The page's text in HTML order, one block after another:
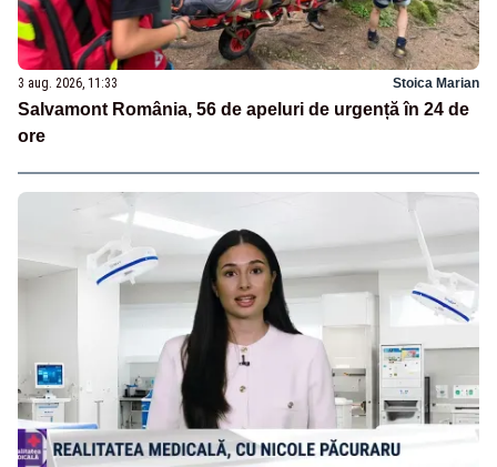
3 aug. 2026, 11:33 Stoica Marian
Salvamont România, 56 de apeluri de urgență în 24 de
ore